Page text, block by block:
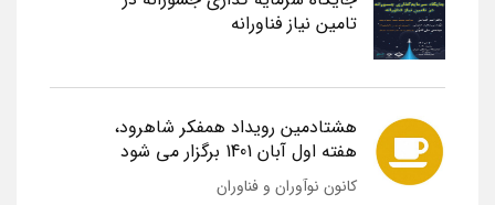
تامین نیاز فناورانه
هشتادمین رویداد همفکر شاهرود،
هفته اول آبان 1401 برگزار می شود
کانون نوآوران و فناوران